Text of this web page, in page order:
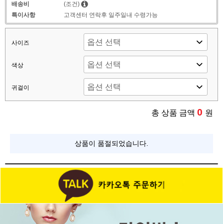
배송비
(조건)
특이사항
고객센터 연락후 일주일내 수령가능
사이즈
색상
귀걸이
총 상품 금액 0 원
상품이 품절되었습니다.